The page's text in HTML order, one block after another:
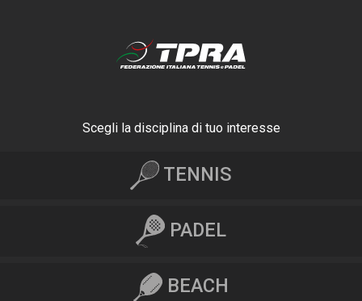
Scegli la disciplina di tuo interesse
TENNIS
PADEL
BEACH